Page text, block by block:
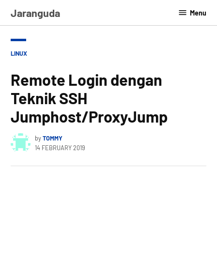
Jaranguda Menu
POSTED
LINUX
Remote Login dengan
Teknik SSH
Jumphost/ProxyJump
byTOMMY
14 FEBRUARY 2019